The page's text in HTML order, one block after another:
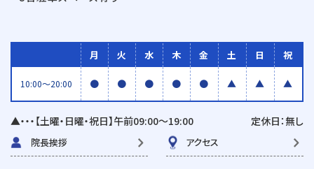
月 火 水 木 金 土 日 祝
10:00〜20:00 ● ● ● ● ● ▲ ▲ ▲
▲・・・【土曜・日曜・祝日】午前09:00〜19:00 定休日：無し
院長挨拶 アクセス